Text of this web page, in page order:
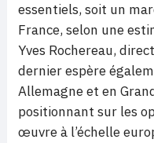
essentiels, soit un
France, selon une
Yves Rochereau,
dernier espère
Allemagne et en
positionnant sur les
œuvre à l’échelle